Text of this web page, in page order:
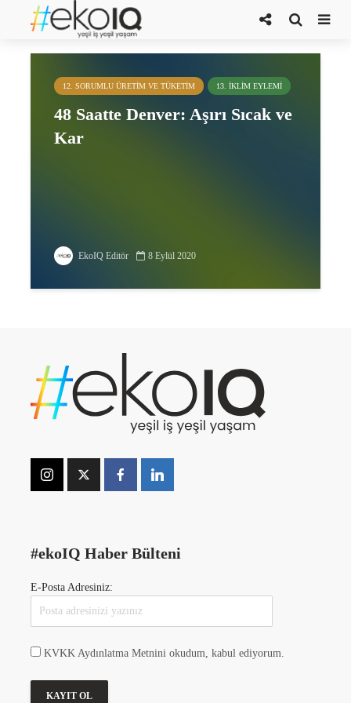
Colorado
12. SORUMLU ÜRETIM VE TÜKETIM 13. İKLIM EYLEMI
48 Saatte Denver: Aşırı Sıcak ve
Kar
EkoIQ Editör 8 Eylül 2020
#ekoIQ Haber Bülteni
E-Posta Adresiniz:
KVKK Aydınlatma Metnini okudum, kabul ediyorum.